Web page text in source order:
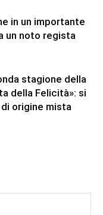
in un importante
un noto regista
stagione della
della Felicità»: si
origine mista